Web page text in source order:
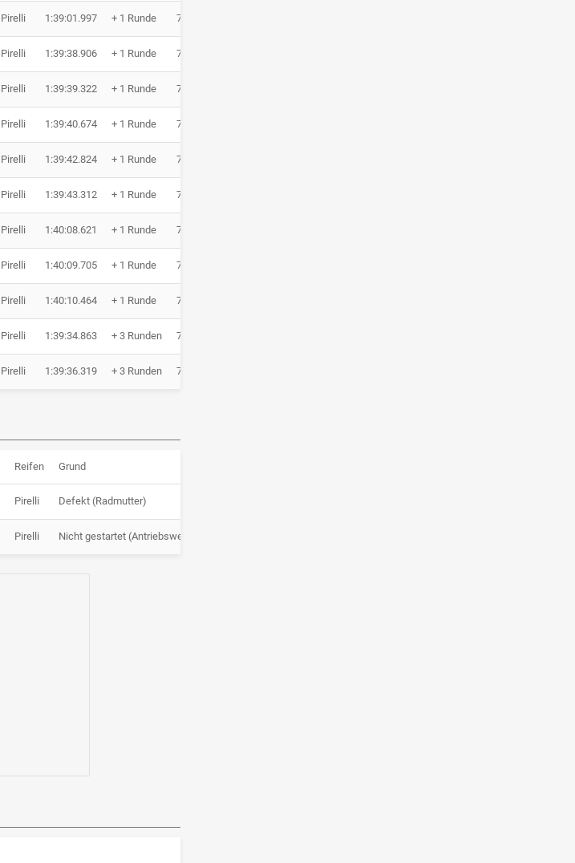
Pirelli 1:39:01.997 + 1 Runde 77 Runden
Pirelli 1:39:38.906 + 1 Runde 77 Runden
Pirelli 1:39:39.322 + 1 Runde 77 Runden
Pirelli 1:39:40.674 + 1 Runde 77 Runden
Pirelli 1:39:42.824 + 1 Runde 77 Runden
Pirelli 1:39:43.312 + 1 Runde 77 Runden
Pirelli 1:40:08.621 + 1 Runde 77 Runden
Pirelli 1:40:09.705 + 1 Runde 77 Runden
Pirelli 1:40:10.464 + 1 Runde 77 Runden
Pirelli 1:39:34.863 + 3 Runden 75 Runden
Pirelli 1:39:36.319 + 3 Runden 75 Runden
Reifen Grund
Pirelli Defekt (Radmutter)
Pirelli Nicht gestartet (Antriebswelle)